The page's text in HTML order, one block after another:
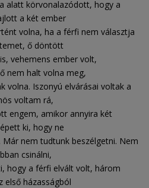
alatt körvonalazódott, hogy a
a két ember
volna, ha a férfi nem választja
ő döntött
vehemens ember volt,
nem halt volna meg,
volna. Iszonyú elvárásai voltak a
voltam rá,
engem, amikor annyira két
ki, hogy ne
Már nem tudtunk beszélgetni. Nem
csinálni,
hogy a férfi elvált volt, három
első házasságból